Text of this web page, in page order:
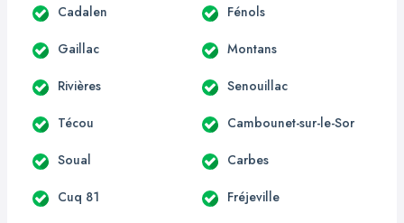
Cadalen Fénols
Gaillac Montans
Rivières Senouillac
Técou Cambounet-sur-le-Sor
Soual Carbes
Cuq 81 Fréjeville